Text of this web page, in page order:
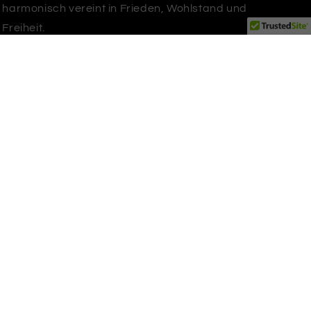
harmonisch vereint in Frieden, Wohlstand und
Freiheit.